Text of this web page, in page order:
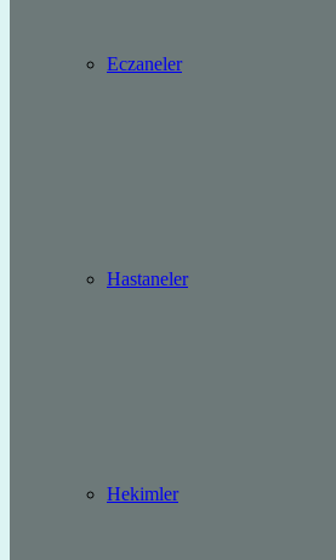
Eczaneler
Hastaneler
Hekimler